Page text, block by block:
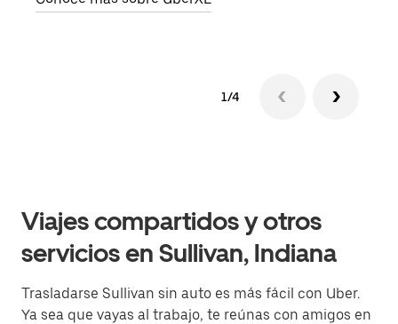
1/4
Viajes compartidos y otros
servicios en Sullivan, Indiana
Trasladarse Sullivan sin auto es más fácil con Uber.
Ya sea que vayas al trabajo, te reúnas con amigos en